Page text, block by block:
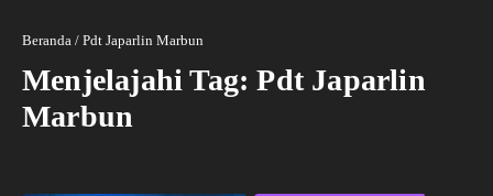
Beranda / Pdt Japarlin Marbun
Menjelajahi Tag: Pdt Japarlin
Marbun